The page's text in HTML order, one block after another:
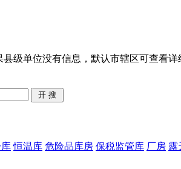
级单位没有信息，默认市辖区可查看详
恒温库 危险品库房 保税监管库 厂房 露